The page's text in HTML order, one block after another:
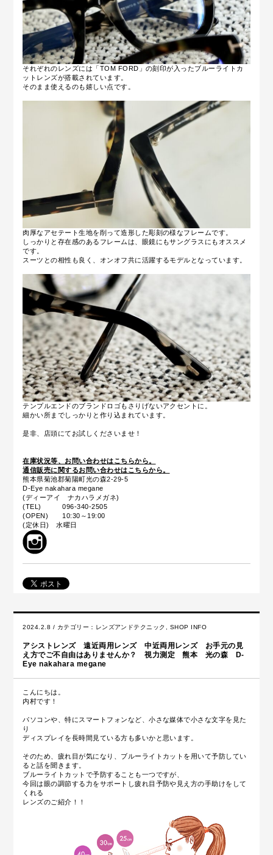
それぞれのレンズには「TOM FORD」の刻印が入ったブルーライトカ
ットレンズが搭載されています。
そのまま使えるのも嬉しい点です。
肉厚なアセテート生地を削って造形した彫刻の様なフレームです。
しっかりと存在感のあるフレームは、眼鏡にもサングラスにもオススメ
です。
スーツとの相性も良く、オンオフ共に活躍するモデルとなっています。
テンプルエンドのブランドロゴもさりげないアクセントに。
細かい所までしっかりと作り込まれています。
是非、店頭にてお試しくださいませ！
在庫状況等、お問い合わせはこちらから。
通信販売に関するお問い合わせはこちらから。
熊本県菊池郡菊陽町光の森2-29-5
D-Eye nakahara megane
(ディーアイ ナカハラメガネ)
(TEL) 096-340-2505
(OPEN) 10:30～19:00
(定休日) 水曜日
2024.2.8 / カテゴリー： レンズアンドテクニック SHOP INFO
アシストレンズ 遠近両用レンズ 中近両用レンズ お手元の見
え方でご不自由はありませんか？ 視力測定 熊本 光の森 D-
Eye nakahara megane
こんにちは。
内村です！
パソコンや、特にスマートフォンなど、小さな媒体で小さな文字を見た
り
ディスプレイを長時間見ている方も多いかと思います。
そのため、疲れ目が気になり、ブルーライトカットを用いて予防してい
ると話を聞きます。
ブルーライトカットで予防することも一つですが、
今回は眼の調節する力をサポートし疲れ目予防や見え方の手助けをして
くれる
レンズのご紹介！！